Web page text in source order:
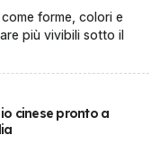
forme, colori e
più vivibili sotto il
cinese pronto a